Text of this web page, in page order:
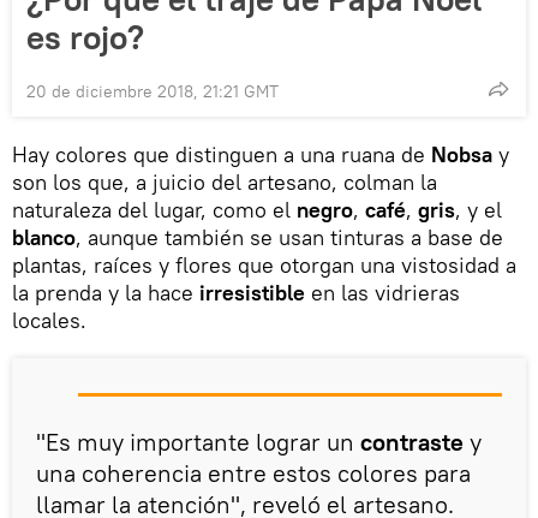
es rojo?
20 de diciembre 2018, 21:21 GMT
Hay colores que distinguen a una ruana de Nobsa y
son los que, a juicio del artesano, colman la
naturaleza del lugar, como el negro, café, gris, y el
blanco, aunque también se usan tinturas a base de
plantas, raíces y flores que otorgan una vistosidad a
la prenda y la hace irresistible en las vidrieras
locales.
"Es muy importante lograr un contraste y
una coherencia entre estos colores para
llamar la atención", reveló el artesano.